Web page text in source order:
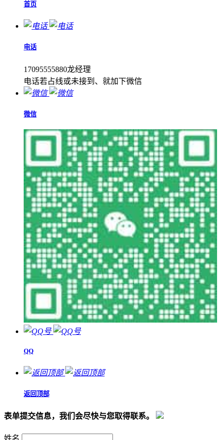
首页
电话
17095555880龙经理
电话若占线或未接到、就加下微信
微信
QQ
返回顶部
表单提交信息，我们会尽快与您取得联系。
姓名